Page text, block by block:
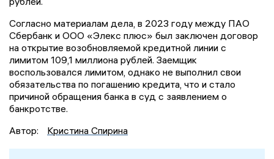
Согласно материалам дела, в 2023 году между ПАО
Сбербанк и ООО «Элекс плюс» был заключен договор
на открытие возобновляемой кредитной линии с
лимитом 109,1 миллиона рублей. Заемщик
воспользовался лимитом, однако не выполнил свои
обязательства по погашению кредита, что и стало
причиной обращения банка в суд с заявлением о
банкротстве.
Автор:
Кристина Спирина